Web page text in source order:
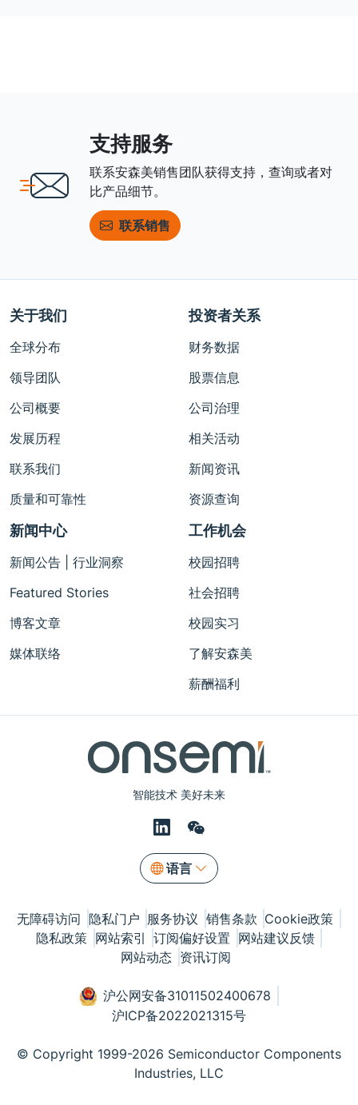
支持服务
联系安森美销售团队获得支持，查询或者对
比产品细节。
联系销售
智能技术 美好未来
语言
关于我们
全球分布
领导团队
公司概要
发展历程
联系我们
质量和可靠性
投资者关系
财务数据
股票信息
公司治理
相关活动
新闻资讯
资源查询
新闻中心
新闻公告 | 行业洞察
Featured Stories
博客文章
媒体联络
工作机会
校园招聘
社会招聘
校园实习
了解安森美
薪酬福利
无障碍访问 隐私门户 服务协议 销售条款 Cookie政策
隐私政策 网站索引 订阅偏好设置 网站建议反馈
网站动态 资讯订阅
沪公网安备31011502400678
沪ICP备2022021315号
© Copyright 1999-2026 Semiconductor Components
Industries, LLC